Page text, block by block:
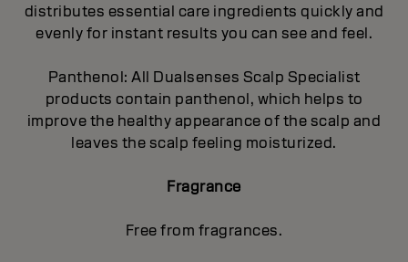
distributes essential care ingredients quickly and
evenly for instant results you can see and feel.
Panthenol: All Dualsenses Scalp Specialist
products contain panthenol, which helps to
improve the healthy appearance of the scalp and
leaves the scalp feeling moisturized.
Fragrance
Free from fragrances.